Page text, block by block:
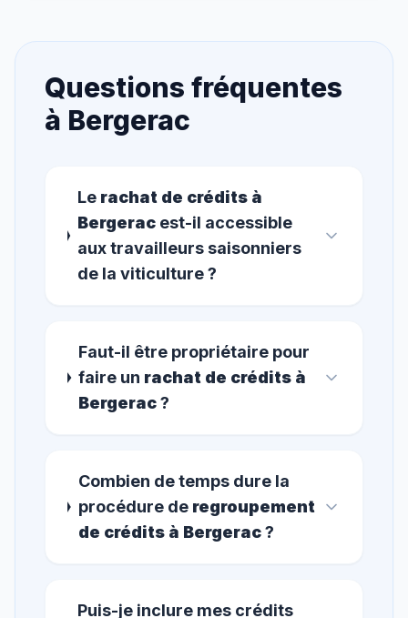
Questions fréquentes
à Bergerac
Le rachat de crédits à
Bergeracest-il accessible
aux travailleurs saisonniers
de la viticulture ?
Faut-il être propriétaire pour
faire un rachat de crédits à
Bergerac?
Combien de temps dure la
procédure de regroupement
de crédits à Bergerac?
Puis-je inclure mes crédits